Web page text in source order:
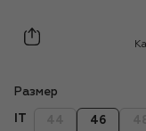
Размер
46